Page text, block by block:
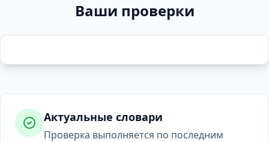
Ваши проверки
Актуальные словари
Проверка выполняется по последним